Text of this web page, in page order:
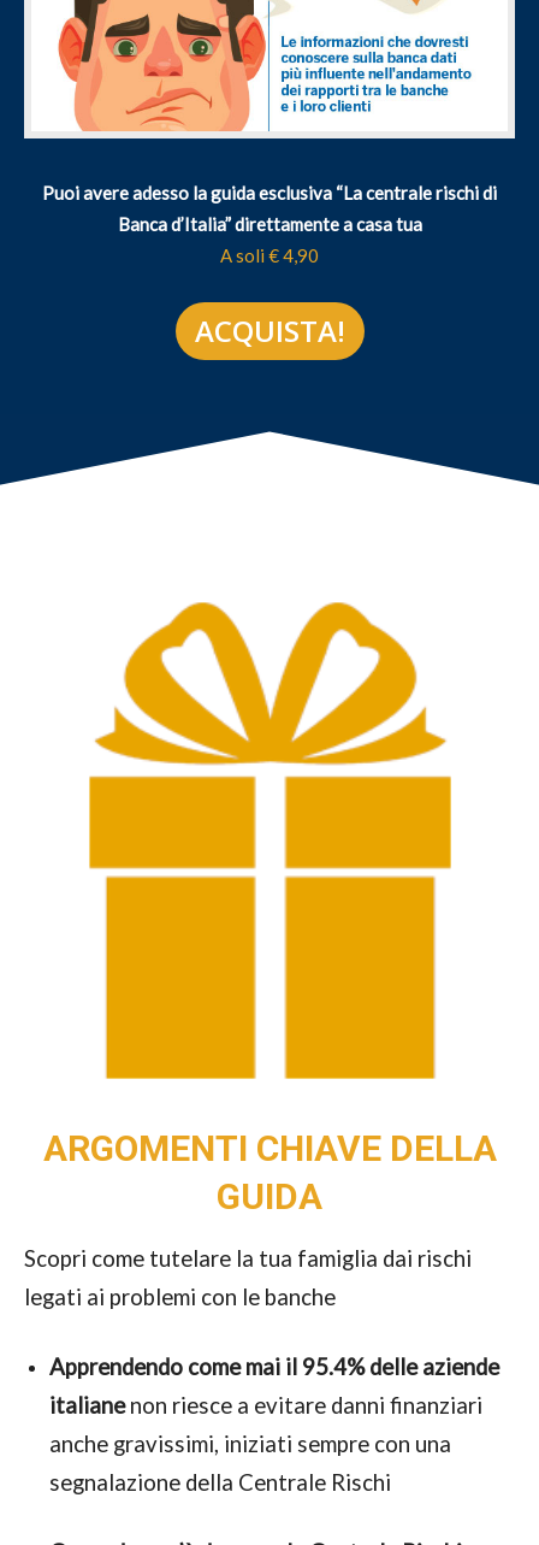
Puoi avere adesso la guida esclusiva “La centrale rischi di
Banca d’Italia” direttamente a casa tua
A soli € 4,90
ACQUISTA!
ARGOMENTI CHIAVE DELLA
GUIDA
Scopri come tutelare la tua famiglia dai rischi
legati ai problemi con le banche
Apprendendo come mai il 95.4% delle aziende
italianenon riesce a evitare danni finanziari
anche gravissimi, iniziati sempre con una
segnalazione della Centrale Rischi